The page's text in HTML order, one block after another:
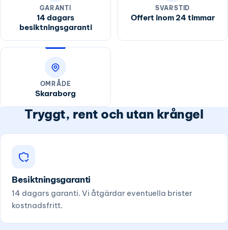
GARANTI
14 dagars
besiktningsgaranti
SVARSTID
Offert inom 24 timmar
OMRÅDE
Skaraborg
Tryggt, rent och utan krångel
Besiktningsgaranti
14 dagars garanti. Vi åtgärdar eventuella brister
kostnadsfritt.